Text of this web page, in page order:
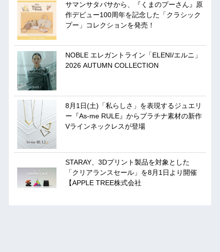
サマンサタバサから、『くまのプーさん』原
作デビュー100周年を記念した「クラシック
プー」コレクションを発売！
NOBLE エレガントライン「ELENI/エルニ」
2026 AUTUMN COLLECTION
8月1日(土)「私らしさ」を表現するジュエリ
ー『As-me RULE』からプラチナ素材の新作
Vラインネックレスが登場
STARAY、3Dプリント製品を対象とした
「クリアランスセール」を8月1日より開催
【APPLE TREE株式会社